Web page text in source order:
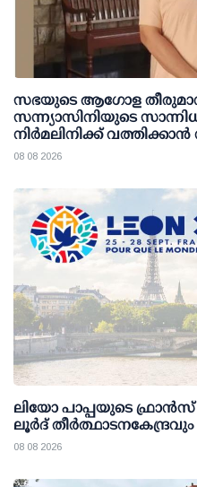
സഭയുടെ ആഗോള
സന്ന്യാസിനിയുടെ
നിർമലിനിക്ക് വത്തിക്കാൻ
08 08 2026
ലിയോ പാപ്പയുടെ
ലൂർദ്
08 08 2026